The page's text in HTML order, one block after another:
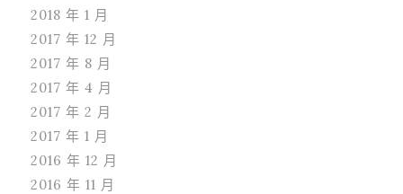
2018 年 1 月
2017 年 12 月
2017 年 8 月
2017 年 4 月
2017 年 2 月
2017 年 1 月
2016 年 12 月
2016 年 11 月